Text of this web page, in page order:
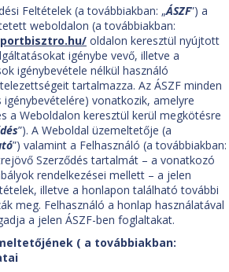
Feltételek (a továbbiakban: „ÁSZF”) a
weboldalon (a továbbiakban:
oldalon keresztül nyújtott
igénybe vevő, illetve a
igénybevétele nélkül használó
tartalmazza. Az ÁSZF minden
vonatkozik, amelyre
a Weboldalon keresztül kerül megkötésre
”). A Weboldal üzemeltetője (a
”) valamint a Felhasználó (a továbbiakban:
Szerződés tartalmát – a vonatkozó
rendelkezései mellett – a jelen
illetve a honlapon található további
meg. Felhasználó a honlap használatával
a jelen ÁSZF-ben foglaltakat.
( a továbbiakban: